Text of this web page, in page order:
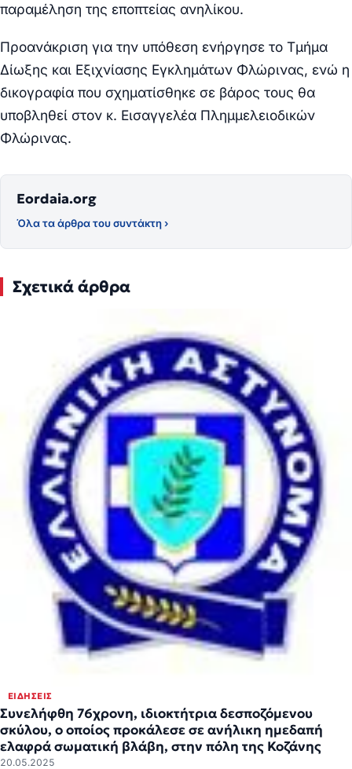
παραμέληση της εποπτείας ανηλίκου.
Προανάκριση για την υπόθεση ενήργησε το Τμήμα
Δίωξης και Εξιχνίασης Εγκλημάτων Φλώρινας, ενώ η
δικογραφία που σχηματίσθηκε σε βάρος τους θα
υποβληθεί στον κ. Εισαγγελέα Πλημμελειοδικών
Φλώρινας.
Eordaia.org
Όλα τα άρθρα του συντάκτη ›
Σχετικά άρθρα
ΕΙΔΉΣΕΙΣ
Συνελήφθη 76χρονη, ιδιοκτήτρια δεσποζόμενου
σκύλου, ο οποίος προκάλεσε σε ανήλικη ημεδαπή
ελαφρά σωματική βλάβη, στην πόλη της Κοζάνης
20.05.2025